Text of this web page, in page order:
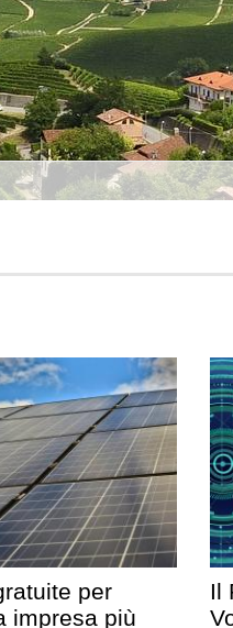
per
impresa più
Il